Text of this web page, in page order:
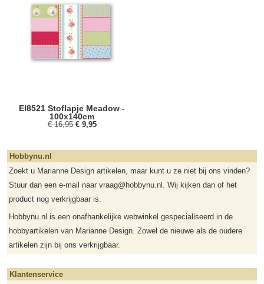
El8521 Stoflapje Meadow -
100x140cm
€ 16,95 € 9,95
Hobbynu.nl
Zoekt u Marianne Design artikelen, maar kunt u ze niet bij ons vinden?
Stuur dan een e-mail naar vraag@hobbynu.nl. Wij kijken dan of het
product nog verkrijgbaar is.
Hobbynu.nl is een onafhankelijke webwinkel gespecialiseerd in de
hobbyartikelen van Marianne Design. Zowel de nieuwe als de oudere
artikelen zijn bij ons verkrijgbaar.
Klantenservice